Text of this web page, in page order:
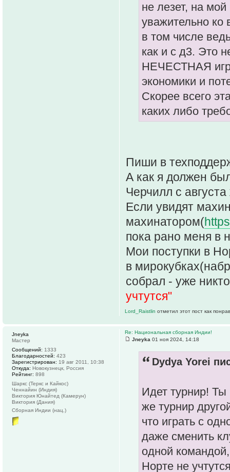
не лезет, на
уважительно ко
в том числе
как и с д3. Это
НЕЧЕСТНАЯ
экономики и
Скорее всего
каких либо
Пиши в
А как я должен
Черчилл с
Если увидят
махинатором(
пока рано меня в
Мои поступки в
в
собрал - уже
учтутся"
Lord_Raistlin отметил этот пост как
Re: Национальная сборная Индии!
Jneyka 01 ноя 2024, 14:18
Dydya Yorei
Идет турнир! Ты
же турнир
что играть с
даже сменить
одной
Норте не
Jneyka
Мастер
Сообщений: 1333
Благодарностей: 423
Зарегистрирован: 19 авг 2011, 10:38
Откуда: Новокузнецк, Россия
Рейтинг: 898
Шаркс (Теркс и Кайкос)
Ченнайин (Индия)
Виктория Юнайтед (Камерун)
Виктория (Дания)
Сборная Индии (нац.)